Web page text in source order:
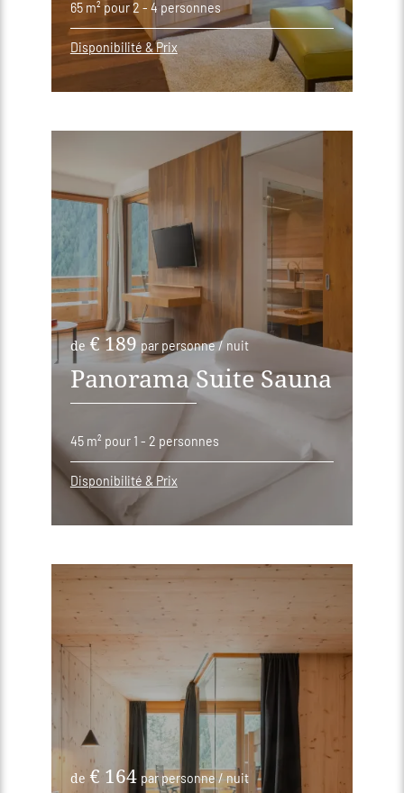
65 m² pour 2 - 4 personnes
Disponibilité & Prix
de € 189 par personne / nuit
Panorama Suite Sauna
45 m² pour 1 - 2 personnes
Disponibilité & Prix
de € 164 par personne / nuit